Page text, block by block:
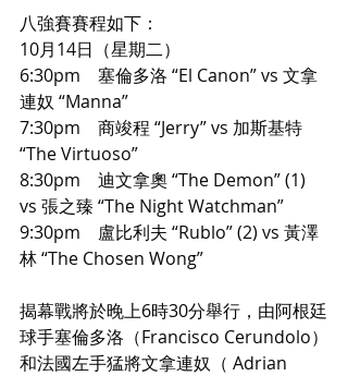
八強賽賽程如下：
10月14日（星期二）
6:30pm　塞倫多洛 “El Canon” vs 文拿
連奴 “Manna”
7:30pm　商竣程 “Jerry” vs 加斯基特
“The Virtuoso”
8:30pm　迪文拿奧 “The Demon” (1)
vs 張之臻 “The Night Watchman”
9:30pm　盧比利夫 “Rublo” (2) vs 黃澤
林 “The Chosen Wong”
揭幕戰將於晚上6時30分舉行，由阿根廷
球手塞倫多洛（Francisco Cerundolo）
和法國左手猛將文拿連奴（ Adrian